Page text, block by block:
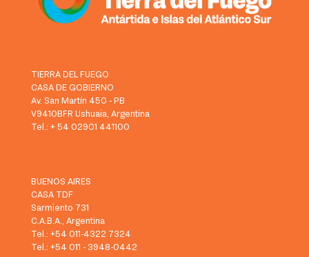
TIERRA DEL FUEGO
CASA DE GOBIERNO
Av. San Martín 450 - PB
V9410BFR Ushuaia, Argentina
Tel.: + 54 02901 441100
BUENOS AIRES
CASA TDF
Sarmiento 731
C.A.B.A., Argentina
Tel.: +54 011-4322 7324
Tel.: +54 011 - 3948-0442